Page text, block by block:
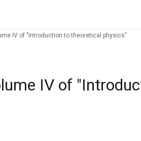
IV of "Introduction to theoretical physics"
IV of